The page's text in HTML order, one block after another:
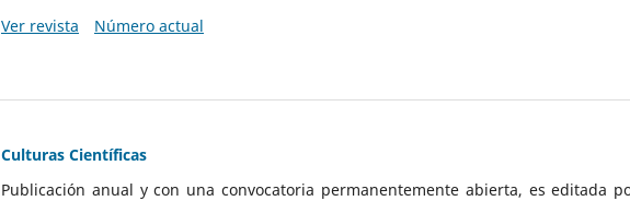
Ver revista
Número actual
Culturas Científicas
Publicación anual y con una convocatoria permanentemente abierta, es editada